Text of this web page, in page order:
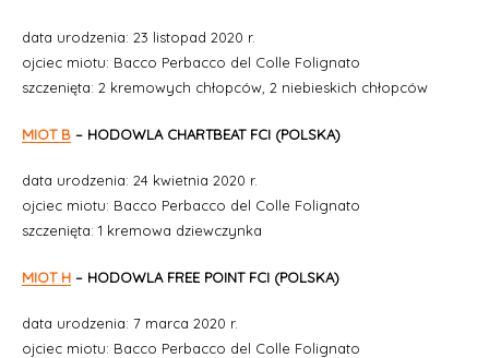
data urodzenia: 23 listopad 2020 r.
ojciec miotu: Bacco Perbacco del Colle Folignato
szczenięta: 2 kremowych chłopców, 2 niebieskich chłopców
MIOT B – HODOWLA CHARTBEAT FCI (POLSKA)
data urodzenia: 24 kwietnia 2020 r.
ojciec miotu: Bacco Perbacco del Colle Folignato
szczenięta: 1 kremowa dziewczynka
MIOT H – HODOWLA FREE POINT FCI (POLSKA)
data urodzenia: 7 marca 2020 r.
ojciec miotu: Bacco Perbacco del Colle Folignato